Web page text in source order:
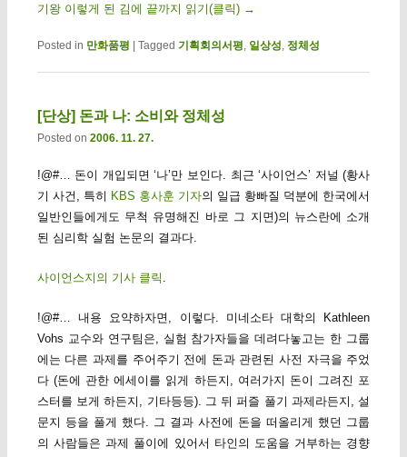
기왕 이렇게 된 김에 끝까지 읽기(클릭) →
Posted in 만화품평 | Tagged 기획회의서평 일상성 정체성
[단상] 돈과 나: 소비와 정체성
Posted on 2006. 11. 27.
!@#… 돈이 개입되면 ‘나’만 보인다. 최근 ‘사이언스’ 저널 (황사
기 사건, 특히 KBS 홍사훈 기자의 일급 황빠질 덕분에 한국에서
일반인들에게도 무척 유명해진 바로 그 지면)의 뉴스란에 소개
된 심리학 실험 논문의 결과다.
사이언스지의 기사 클릭
!@#… 내용 요약하자면, 이렇다. 미네소타 대학의 Kathleen
Vohs 교수와 연구팀은, 실험 참가자들을 데려다놓고는 한 그룹
에는 다른 과제를 주어주기 전에 돈과 관련된 사전 자극을 주었
다 (돈에 관한 에세이를 읽게 하든지, 여러가지 돈이 그려진 포
스터를 보게 하든지, 기타등등). 그 뒤 퍼즐 풀기 과제라든지, 설
문지 등을 풀게 했다. 그 결과 사전에 돈을 떠올리게 했던 그룹
의 사람들은 과제 풀이에 있어서 타인의 도움을 거부하는 경향